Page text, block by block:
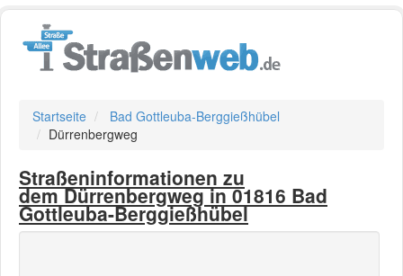
Startseite
Bad Gottleuba-Berggießhübel
Dürrenbergweg
Straßeninformationen zu
dem Dürrenbergweg in 01816 Bad
Gottleuba-Berggießhübel